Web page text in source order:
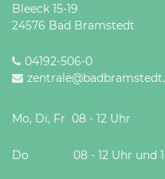
Bleeck 15-19
24576 Bad Bramstedt
04192-506-0
Mo, Di, Fr 08 - 12 Uhr
Do 08 - 12 Uhr und 14